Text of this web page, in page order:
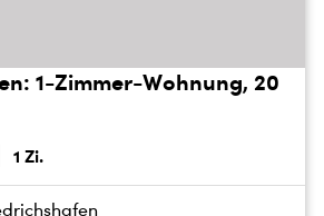
1-Zimmer-Wohnung, 20
1 Zi.